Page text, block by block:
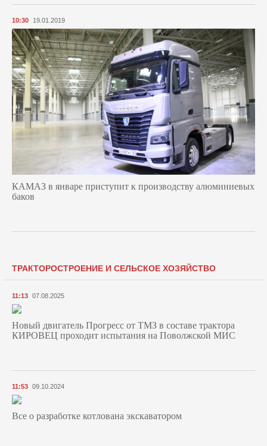
10:30 19.01.2019
КАМАЗ в январе приступит к производству алюминиевых
баков
ТРАКТОРОСТРОЕНИЕ И СЕЛЬСКОЕ ХОЗЯЙСТВО
11:13 07.08.2025
Новый двигатель Прогресс от ТМЗ в составе трактора
КИРОВЕЦ проходит испытания на Поволжской МИС
11:53 09.10.2024
Все о разработке котлована экскаватором